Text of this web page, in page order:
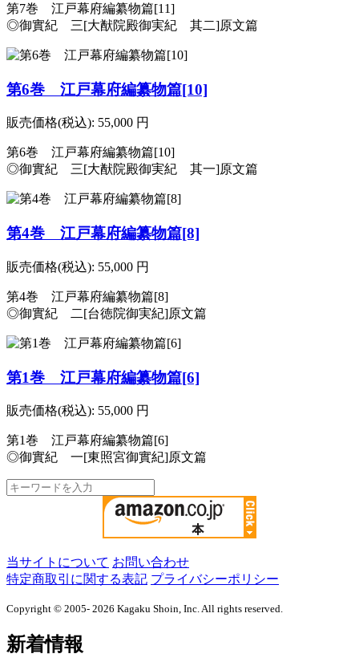
第7巻 江戸幕府編纂物篇[11]
◎御實紀 三[大猷院殿御実紀 其二]原文篇
第6巻 江戸幕府編纂物篇[10]
販売価格(税込): 55,000 円
第6巻 江戸幕府編纂物篇[10]
◎御實紀 三[大猷院殿御実紀 其一]原文篇
第4巻 江戸幕府編纂物篇[8]
販売価格(税込): 55,000 円
第4巻 江戸幕府編纂物篇[8]
◎御實紀 二[台徳院御実紀]原文篇
第1巻 江戸幕府編纂物篇[6]
販売価格(税込): 55,000 円
第1巻 江戸幕府編纂物篇[6]
◎御實紀 一[東照宮御實紀]原文篇
当サイトについて お問い合わせ
特定商取引に関する表記 プライバシーポリシー
Copyright © 2005- 2026 Kagaku Shoin, Inc. All rights reserved.
新着情報